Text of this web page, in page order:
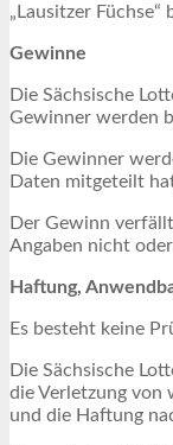
„Lausitzer
Gewinne
Die Sächsische
Gewinner werden
Die Gewinner
Daten mitgeteilt
Der Gewinn
Angaben nicht
Haftung,
Es besteht keine
Die Sächsische
die Verletzung von
und die Haftung